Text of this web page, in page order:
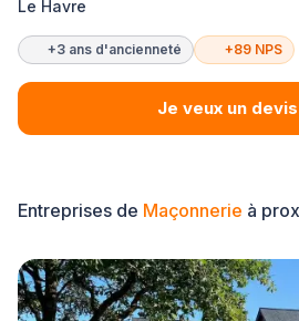
Le Havre
+3 ans d'ancienneté +89 NPS
Je veux un
Entreprises de Maçonnerie à